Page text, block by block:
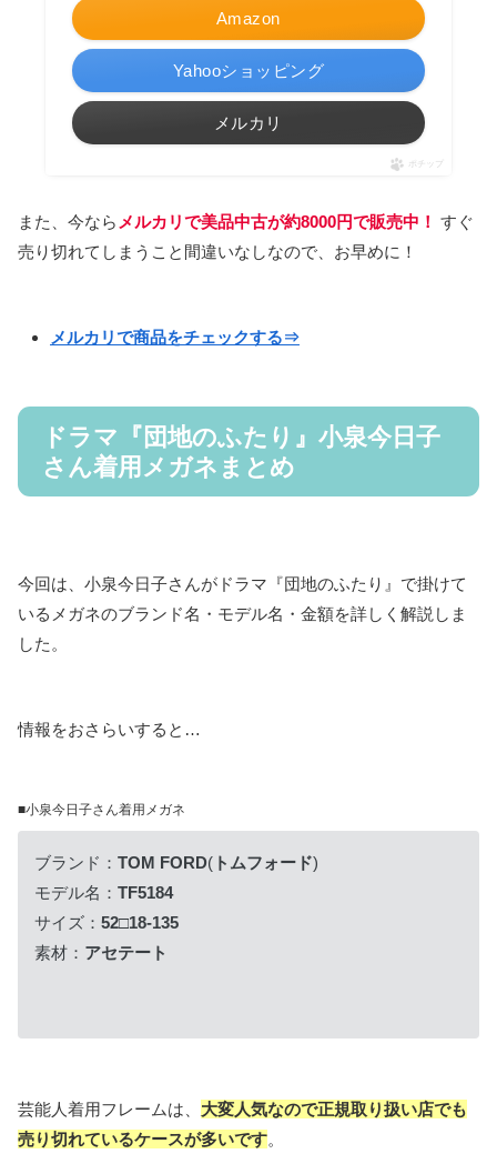
Amazon
Yahooショッピング
メルカリ
ポチップ
また、今なら メルカリで美品中古が約8000円で販売中！ すぐ
売り切れてしまうこと間違いなしなので、お早めに！
メルカリで商品をチェックする⇒
ドラマ『団地のふたり』小泉今日子
さん着用メガネまとめ
今回は、小泉今日子さんがドラマ『団地のふたり』で掛けて
いるメガネのブランド名・モデル名・金額を詳しく解説しま
した。
情報をおさらいすると…
■小泉今日子さん着用メガネ
ブランド： TOM FORD( トムフォード)
モデル名： TF5184
サイズ： 52□18-135
素材： アセテート
芸能人着用フレームは、 大変人気なので正規取り扱い店でも
売り切れているケースが多いです。